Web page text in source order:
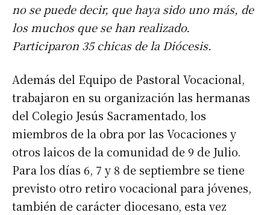
no se puede decir, que haya sido uno más, de
los muchos que se han realizado.
Participaron 35 chicas de la Diócesis.
Además del Equipo de Pastoral Vocacional,
trabajaron en su organización las hermanas
del Colegio Jesús Sacramentado, los
miembros de la obra por las Vocaciones y
otros laicos de la comunidad de 9 de Julio.
Para los días 6, 7 y 8 de septiembre se tiene
previsto otro retiro vocacional para jóvenes,
también de carácter diocesano, esta vez